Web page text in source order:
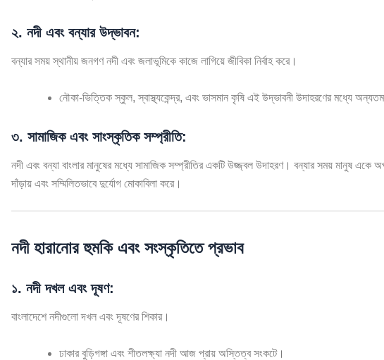
২. নদী এবং বন্যার উদ্ভাবন:
বন্যার সময় স্থানীয় জনগণ নদী এবং জলাভূমিকে কাজে লাগিয়ে জীবিকা নির্বাহ করে।
নৌকা-ভিত্তিক স্কুল, স্বাস্থ্যকেন্দ্র, এবং ভাসমান কৃষি এই উদ্ভাবনী উদাহরণের মধ্যে
৩. সামাজিক এবং সাংস্কৃতিক সম্প্রীতি:
নদী এবং বন্যা বাংলার মানুষের মধ্যে সামাজিক সম্প্রীতির একটি উজ্জ্বল উদাহরণ। বন্যার সময় মানুষ একে
দাঁড়ায় এবং সম্মিলিতভাবে দুর্যোগ মোকাবিলা করে।
নদী হারানোর হুমকি এবং সংস্কৃতিতে প্রভাব
১. নদী দখল এবং দূষণ:
বাংলাদেশে নদীগুলো দখল এবং দূষণের শিকার।
ঢাকার বুড়িগঙ্গা এবং শীতলক্ষ্যা নদী আজ প্রায় অস্তিত্ব সংকটে।